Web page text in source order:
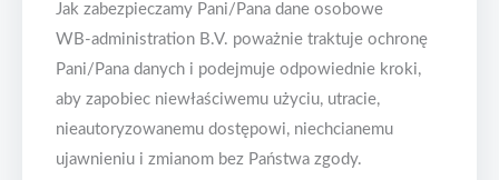
Jak zabezpieczamy Pani/Pana dane osobowe
WB-administration B.V. poważnie traktuje ochronę
Pani/Pana danych i podejmuje odpowiednie kroki,
aby zapobiec niewłaściwemu użyciu, utracie,
nieautoryzowanemu dostępowi, niechcianemu
ujawnieniu i zmianom bez Państwa zgody.